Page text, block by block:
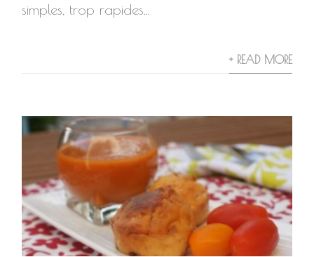
simples, trop rapides...
+ READ MORE